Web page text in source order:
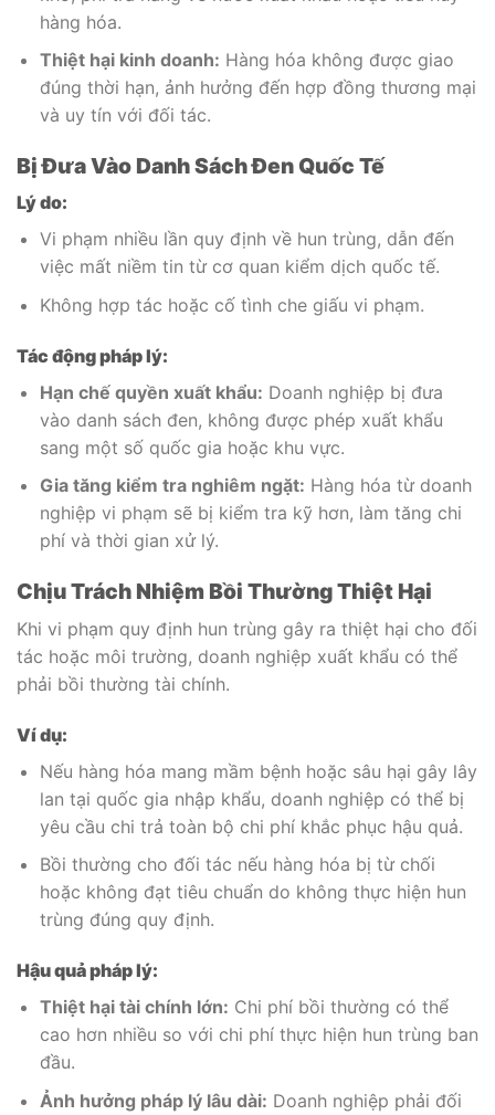
hàng hóa.
Thiệt hại kinh doanh: Hàng hóa không được giao
đúng thời hạn, ảnh hưởng đến hợp đồng thương mại
và uy tín với đối tác.
Bị Đưa Vào Danh Sách Đen Quốc Tế
Lý do:
Vi phạm nhiều lần quy định về hun trùng, dẫn đến
việc mất niềm tin từ cơ quan kiểm dịch quốc tế.
Không hợp tác hoặc cố tình che giấu vi phạm.
Tác động pháp lý:
Hạn chế quyền xuất khẩu: Doanh nghiệp bị đưa
vào danh sách đen, không được phép xuất khẩu
sang một số quốc gia hoặc khu vực.
Gia tăng kiểm tra nghiêm ngặt: Hàng hóa từ doanh
nghiệp vi phạm sẽ bị kiểm tra kỹ hơn, làm tăng chi
phí và thời gian xử lý.
Chịu Trách Nhiệm Bồi Thường Thiệt Hại
Khi vi phạm quy định hun trùng gây ra thiệt hại cho đối
tác hoặc môi trường, doanh nghiệp xuất khẩu có thể
phải bồi thường tài chính.
Ví dụ:
Nếu hàng hóa mang mầm bệnh hoặc sâu hại gây lây
lan tại quốc gia nhập khẩu, doanh nghiệp có thể bị
yêu cầu chi trả toàn bộ chi phí khắc phục hậu quả.
Bồi thường cho đối tác nếu hàng hóa bị từ chối
hoặc không đạt tiêu chuẩn do không thực hiện hun
trùng đúng quy định.
Hậu quả pháp lý:
Thiệt hại tài chính lớn: Chi phí bồi thường có thể
cao hơn nhiều so với chi phí thực hiện hun trùng ban
đầu.
Ảnh hưởng pháp lý lâu dài: Doanh nghiệp phải đối